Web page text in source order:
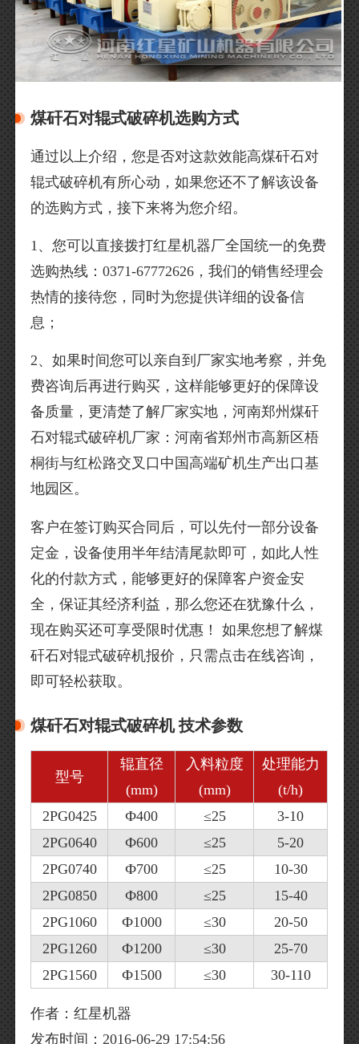
煤矸石对辊式破碎机选购方式
通过以上介绍，您是否对这款效能高煤矸石对
辊式破碎机有所心动，如果您还不了解该设备
的选购方式，接下来将为您介绍。
1、您可以直接拨打红星机器厂全国统一的免费
选购热线：0371-67772626，我们的销售经理会
热情的接待您，同时为您提供详细的设备信
息；
2、如果时间您可以亲自到厂家实地考察，并免
费咨询后再进行购买，这样能够更好的保障设
备质量，更清楚了解厂家实地，河南郑州煤矸
石对辊式破碎机厂家：河南省郑州市高新区梧
桐街与红松路交叉口中国高端矿机生产出口基
地园区。
客户在签订购买合同后，可以先付一部分设备
定金，设备使用半年结清尾款即可，如此人性
化的付款方式，能够更好的保障客户资金安
全，保证其经济利益，那么您还在犹豫什么，
现在购买还可享受限时优惠！ 如果您想了解煤
矸石对辊式破碎机报价，只需点击在线咨询，
即可轻松获取。
煤矸石对辊式破碎机 技术参数
型号
辊直径
(mm)
入料粒度
(mm)
处理能力
(t/h)
2PG0425
Ф400 ≤25
3-10
2PG0640
Ф600 ≤25
5-20
2PG0740
Ф700 ≤25
10-30
2PG0850
Ф800 ≤25
15-40
2PG1060
Ф1000 ≤30
20-50
2PG1260
Ф1200 ≤30
25-70
2PG1560
Ф1500 ≤30 30-110
作者：红星机器
发布时间：2016-06-29 17:54:56